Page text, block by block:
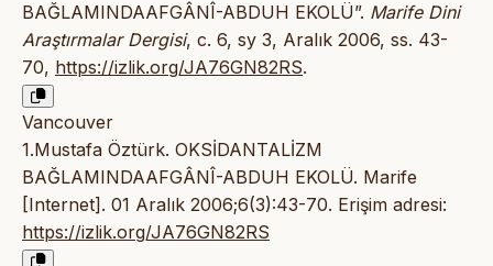
BAĞLAMINDAAFGÂNÎ-ABDUH EKOLÜ”. Marife Dini
Araştırmalar Dergisi, c. 6, sy 3, Aralık 2006, ss. 43-
70, https://izlik.org/JA76GN82RS.
Vancouver
1.Mustafa Öztürk. OKSİDANTALİZM
BAĞLAMINDAAFGÂNÎ-ABDUH EKOLÜ. Marife
[Internet]. 01 Aralık 2006;6(3):43-70. Erişim adresi:
https://izlik.org/JA76GN82RS